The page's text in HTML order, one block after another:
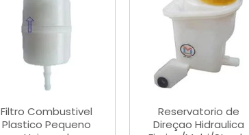
Filtro Combustivel
Plastico Pequeno
Reservatorio de
Direçao Hidraulica